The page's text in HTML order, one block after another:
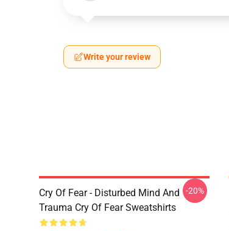
Write your review
Cry Of Fear - Disturbed Mind And
Trauma Cry Of Fear Sweatshirts
-20%